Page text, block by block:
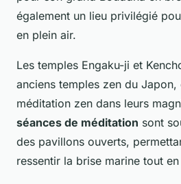
également un lieu privilégié
en plein air.
Les temples Engaku-ji et
anciens temples zen du
méditation zen dans leurs
séances de méditation sont
des pavillons ouverts,
ressentir la brise marine tout